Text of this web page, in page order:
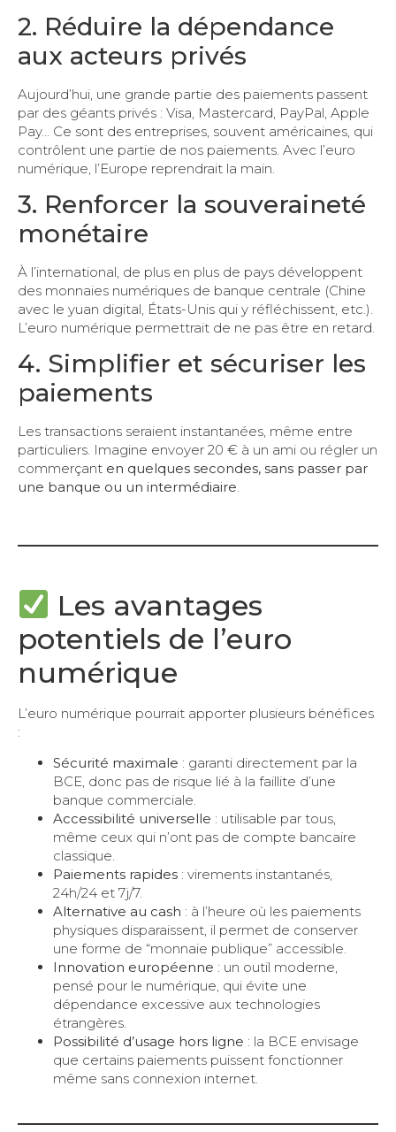
2. Réduire la dépendance
aux acteurs privés
Aujourd’hui, une grande partie des paiements passent
par des géants privés : Visa, Mastercard, PayPal, Apple
Pay… Ce sont des entreprises, souvent américaines, qui
contrôlent une partie de nos paiements. Avec l’euro
numérique, l’Europe reprendrait la main.
3. Renforcer la souveraineté
monétaire
À l’international, de plus en plus de pays développent
des monnaies numériques de banque centrale (Chine
avec le yuan digital, États-Unis qui y réfléchissent, etc.).
L’euro numérique permettrait de ne pas être en retard.
4. Simplifier et sécuriser les
paiements
Les transactions seraient instantanées, même entre
particuliers. Imagine envoyer 20 € à un ami ou régler un
commerçant en quelques secondes, sans passer par
une banque ou un intermédiaire.
Les avantages
potentiels de l’euro
numérique
L’euro numérique pourrait apporter plusieurs bénéfices
:
Sécurité maximale : garanti directement par la
BCE, donc pas de risque lié à la faillite d’une
banque commerciale.
Accessibilité universelle : utilisable par tous,
même ceux qui n’ont pas de compte bancaire
classique.
Paiements rapides : virements instantanés,
24h/24 et 7j/7.
Alternative au cash : à l’heure où les paiements
physiques disparaissent, il permet de conserver
une forme de “monnaie publique” accessible.
Innovation européenne : un outil moderne,
pensé pour le numérique, qui évite une
dépendance excessive aux technologies
étrangères.
Possibilité d’usage hors ligne : la BCE envisage
que certains paiements puissent fonctionner
même sans connexion internet.